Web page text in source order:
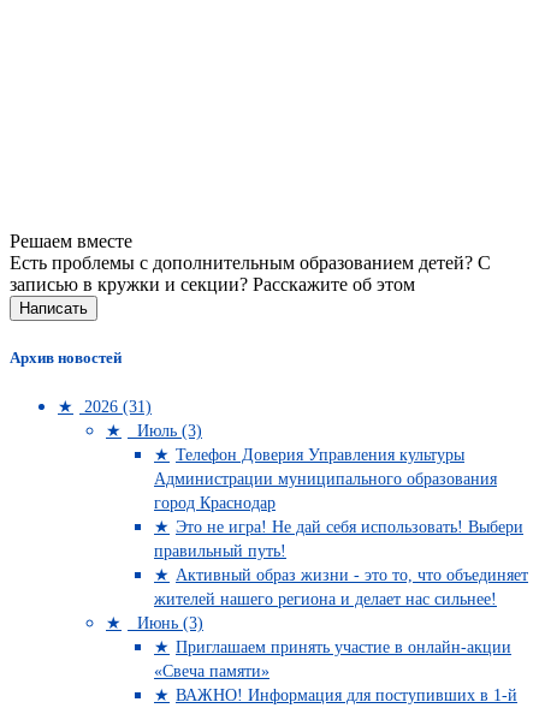
Решаем вместе
Есть проблемы с дополнительным образованием детей? С
записью в кружки и секции? Расскажите об этом
Написать
Архив новостей
2026 (31)
Июль (3)
Телефон Доверия Управления культуры
Администрации муниципального образования
город Краснодар
Это не игра! Не дай себя использовать! Выбери
правильный путь!
Активный образ жизни - это то, что объединяет
жителей нашего региона и делает нас сильнее!
Июнь (3)
Приглашаем принять участие в онлайн-акции
«Свеча памяти»
ВАЖНО! Информация для поступивших в 1-й